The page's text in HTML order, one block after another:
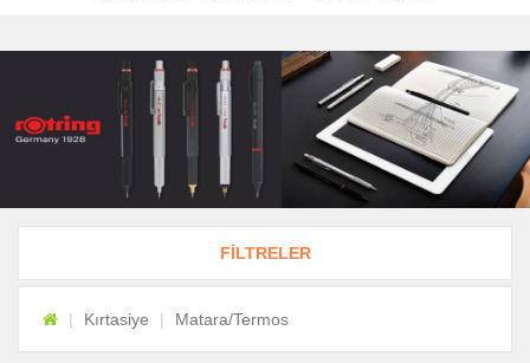
FİLTRELER
Kırtasiye Matara/Termos